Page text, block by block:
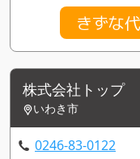
きずな
株式会社トップ
いわき市
0246-83-0122